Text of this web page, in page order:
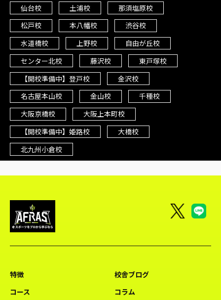
仙台校 土浦校
那須塩原校
松戸校
本八幡校
渋谷校
水道橋校
上野校
自由が丘校
センター北校
藤沢校
東戸塚校
【開校準備中】登戸校
金沢校
名古屋本山校
金山校
千種校
大阪京橋校
大阪上本町校
【開校準備中】姫路校
大橋校
北九州小倉校
特徴
コース
校舎ブログ
コラム